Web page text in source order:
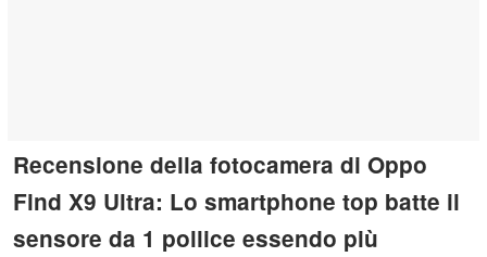
Recensione della fotocamera di Oppo
Find X9 Ultra: Lo smartphone top batte il
sensore da 1 pollice essendo più